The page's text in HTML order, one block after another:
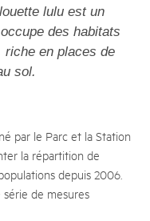
lulu est un
des habitats
riche en places de
sol.
par le Parc et la Station
la répartition de
depuis 2006.
de mesures